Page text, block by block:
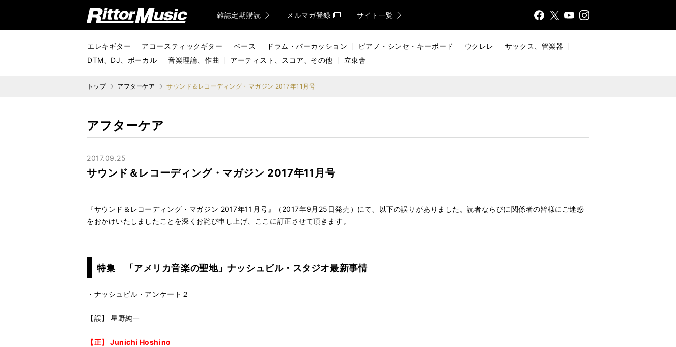
リットーミュージック (Rittor Music) 雑誌定期購読 メルマガ登録 サイト一覧
FaceX
YouTInsta
エレキギター アコースティックギター ベース ドラム・パーカッション ピアノ・シンセ・キーボード ウクレレ
サックス、管楽器
DTM、DJ、ボーカル
音楽理論、作曲 アーティスト、スコア、その他 立東舎
トップ アフターケア サウンド＆レコーディング・マガジン 2017年11月号
アフターケア
2017.09.25
サウンド＆レコーディング・マガジン 2017年11月号
『サウンド＆レコーディング・マガジン 2017年11月号』（2017年9月25日発売）にて、以下の誤りがありました。読者ならびに関係者の皆様にご迷惑
をおかけいたしましたことを深くお詫び申し上げ、ここに訂正させて頂きます。
特集 「アメリカ音楽の聖地」ナッシュビル・スタジオ最新事情
・ナッシュビル・アンケート２
【誤】 星野純一
【正】 Junichi Hoshino